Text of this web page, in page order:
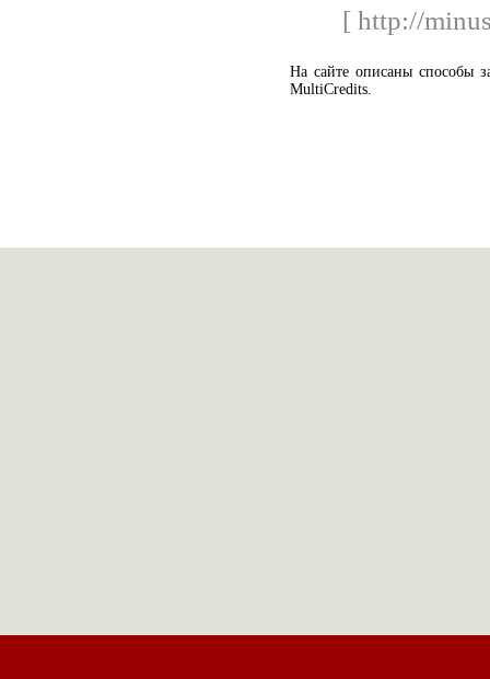
[ http://
На сайте описаны способы
MultiCredits.